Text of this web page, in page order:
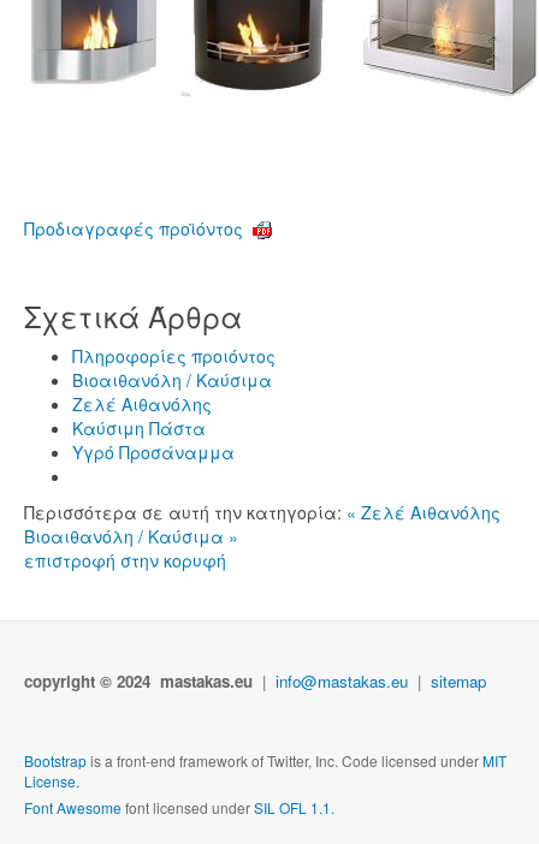
Προδιαγραφές προϊόντος
Σχετικά Άρθρα
Πληροφορίες προιόντος
Βιοαιθανόλη / Καύσιμα
Zελέ Αιθανόλης
Καύσιμη Πάστα
Υγρό Προσάναμμα
Περισσότερα σε αυτή την κατηγορία: « Zελέ Αιθανόλης
Βιοαιθανόλη / Καύσιμα »
επιστροφή στην κορυφή
copyright © 2024 mastakas.eu | info@mastakas.eu | sitemap
Bootstrapis a front-end framework of Twitter, Inc. Code licensed underMIT
License.
Font Awesomefont licensed underSIL OFL 1.1.